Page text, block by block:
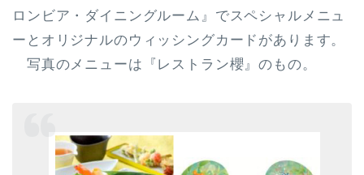
ロンビア・ダイニングルーム』 でスペシャルメニュ
ーとオリジナルのウィッシングカードがあります。
写真のメニューは『レストラン櫻』のもの。